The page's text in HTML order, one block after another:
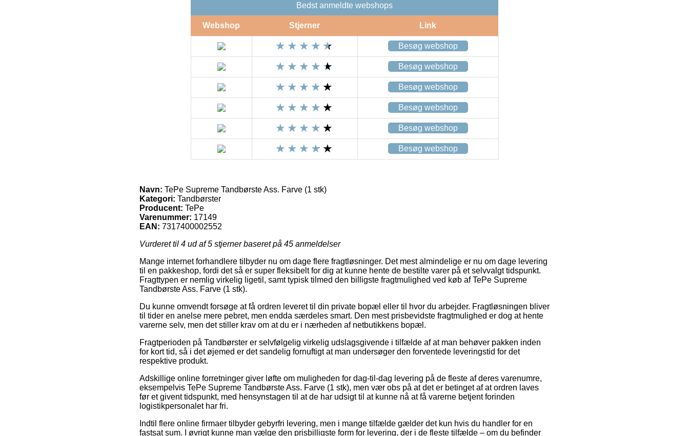
Bedst anmeldte webshops
Webshop Stjerner Link
Besøg webshop
Besøg webshop
Besøg webshop
Besøg webshop
Besøg webshop
Besøg webshop
Navn: TePe Supreme Tandbørste Ass. Farve (1 stk)
Kategori: Tandbørster
Producent: TePe
Varenummer: 17149
EAN: 7317400002552
Vurderet til 4 ud af 5 stjerner baseret på 45 anmeldelser
Mange internet forhandlere tilbyder nu om dage flere fragtløsninger. Det mest almindelige er nu om dage levering
til en pakkeshop, fordi det så er super fleksibelt for dig at kunne hente de bestilte varer på et selvvalgt tidspunkt.
Fragttypen er nemlig virkelig ligetil, samt typisk tilmed den billigste fragtmulighed ved køb af TePe Supreme
Tandbørste Ass. Farve (1 stk).
Du kunne omvendt forsøge at få ordren leveret til din private bopæl eller til hvor du arbejder. Fragtløsningen bliver
til tider en anelse mere pebret, men endda særdeles smart. Den mest prisbevidste fragtmulighed er dog at hente
varerne selv, men det stiller krav om at du er i nærheden af netbutikkens bopæl.
Fragtperioden på Tandbørster er selvfølgelig virkelig udslagsgivende i tilfælde af at man behøver pakken inden
for kort tid, så i det øjemed er det sandelig fornuftigt at man undersøger den forventede leveringstid for det
respektive produkt.
Adskillige online forretninger giver løfte om muligheden for dag-til-dag levering på de fleste af deres varenumre,
eksempelvis TePe Supreme Tandbørste Ass. Farve (1 stk), men vær obs på at det er betinget af at ordren laves
før et givent tidspunkt, med hensynstagen til at de har udsigt til at kunne nå at få varerne betjent forinden
logistikpersonalet har fri.
Indtil flere online firmaer tilbyder gebyrfri levering, men i mange tilfælde gælder det kun hvis du handler for en
fastsat sum. I øvrigt kunne man vælge den prisbilligste form for levering, der i de fleste tilfælde – om du befinder